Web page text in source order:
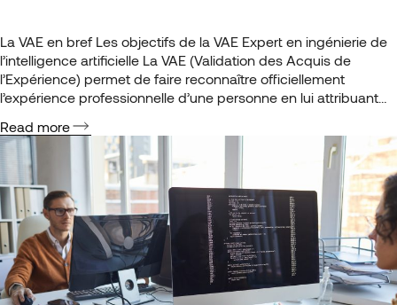
La VAE en bref Les objectifs de la VAE Expert en ingénierie de
l’intelligence artificielle La VAE (Validation des Acquis de
l’Expérience) permet de faire reconnaître officiellement
l’expérience professionnelle d’une personne en lui attribuant
compétences. Contrairement à la formation classique, qui vise
à développer de nouvelles connaissances…
Read more